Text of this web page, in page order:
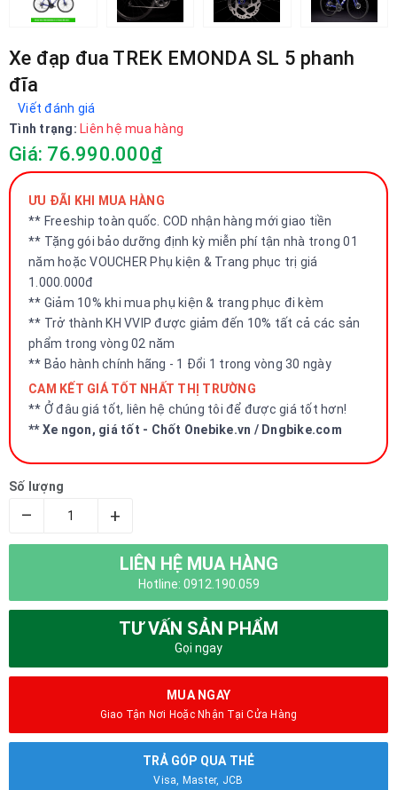
Xe đạp đua TREK EMONDA SL 5 phanh
đĩa
Viết đánh giá
Tình trạng: Liên hệ mua hàng
Giá: 76.990.000₫
ƯU ĐÃI KHI MUA HÀNG
** Freeship toàn quốc. COD nhận hàng mới giao tiền
** Tặng gói bảo dưỡng định kỳ miễn phí tận nhà trong 01
năm hoặc VOUCHER Phụ kiện & Trang phục trị giá
1.000.000đ
** Giảm 10% khi mua phụ kiện & trang phục đi kèm
** Trở thành KH VVIP được giảm đến 10% tất cả các sản
phẩm trong vòng 02 năm
** Bảo hành chính hãng - 1 Đổi 1 trong vòng 30 ngày
CAM KẾT GIÁ TỐT NHẤT THỊ TRƯỜNG
** Ở đâu giá tốt, liên hệ chúng tôi để được giá tốt hơn!
** Xe ngon, giá tốt - Chốt Onebike.vn / Dngbike.com
Số lượng
– +
LIÊN HỆ MUA HÀNG
Hotline: 0912.190.059
TƯ VẤN SẢN PHẨM
Gọi ngay
MUA NGAY
Giao Tận Nơi Hoặc Nhận Tại Cửa Hàng
TRẢ GÓP QUA THẺ
Visa, Master, JCB